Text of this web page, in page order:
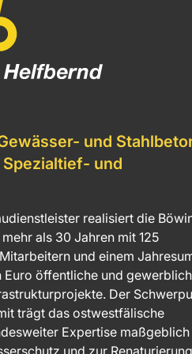
und
und
realisiert die
als 30 Jahren mit 125
und einem
Euro öffentliche und
Der
trägt das ostwestfälische
Expertise maßgeblich